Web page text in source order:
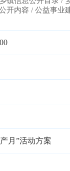
开内容 / 公益事业
月”活动方案